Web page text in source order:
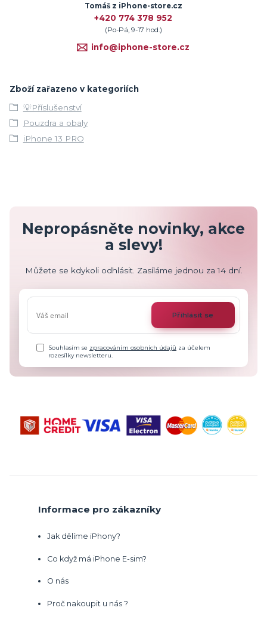
Tomáš z iPhone-store.cz
+420 774 378 952
(Po-Pá, 9-17 hod.)
info@iphone-store.cz
Zboží zařazeno v kategoriích
💡Příslušenství
Pouzdra a obaly
iPhone 13 PRO
Nepropásněte novinky, akce
a slevy!
Můžete se kdykoli odhlásit. Zasíláme jednou za 14 dní.
Přihlásit se
Souhlasím se zpracováním osobních údajů za účelem
rozesílky newsletteru.
Informace pro zákazníky
Jak dělíme iPhony?
Co když má iPhone E-sim?
O nás
Proč nakoupit u nás ?